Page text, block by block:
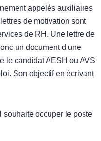
appelés auxiliaires
de motivation sont
de RH. Une lettre de
un document d’une
le candidat AESH ou AVS
Son objectif en écrivant
souhaite occuper le poste